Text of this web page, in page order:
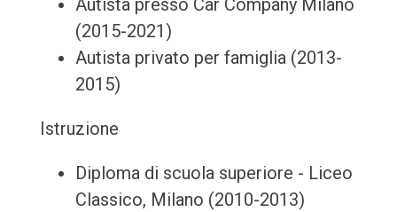
Autista presso Car Company Milano
(2015-2021)
Autista privato per famiglia (2013-
2015)
Istruzione
Diploma di scuola superiore - Liceo
Classico, Milano (2010-2013)